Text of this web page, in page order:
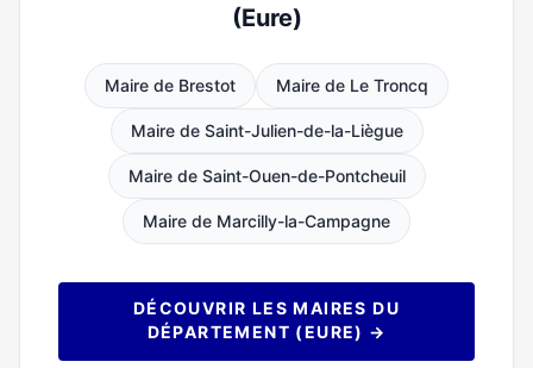
(Eure)
Maire de Brestot Maire de Le Troncq
Maire de Saint-Julien-de-la-Liègue
Maire de Saint-Ouen-de-Pontcheuil
Maire de Marcilly-la-Campagne
DÉCOUVRIR LES MAIRES DU
DÉPARTEMENT (EURE) →